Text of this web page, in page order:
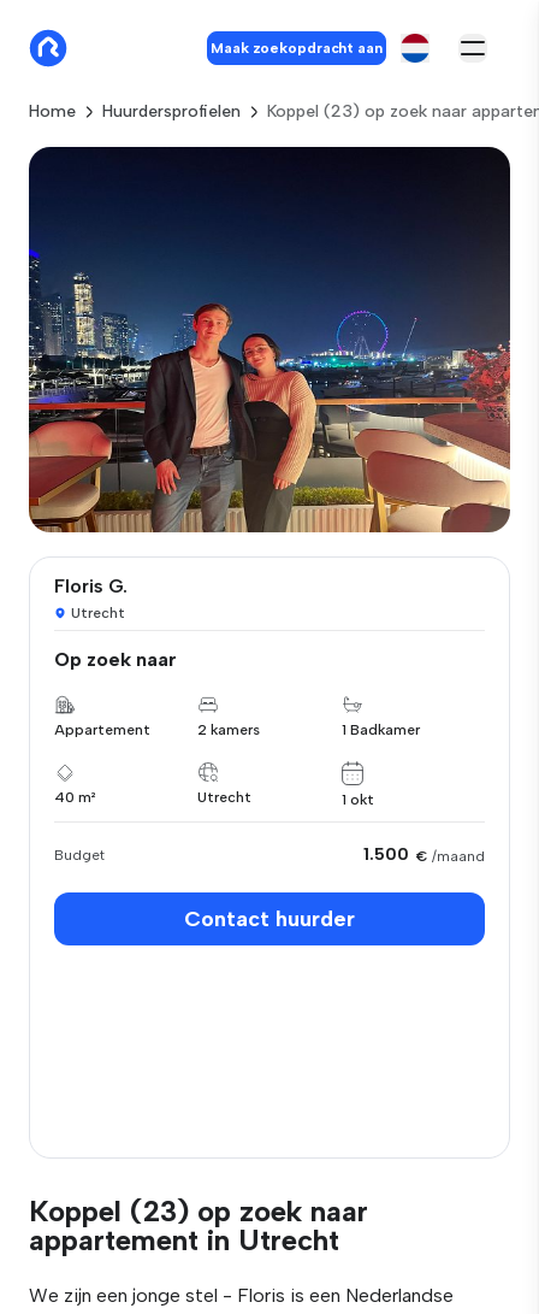
Maak zoekopdracht aan
Home Huurdersprofielen Koppel (23) op zoek naar
Floris G.
Utrecht
Op zoek naar
Appartement 2 kamers 1 Badkamer
40 m² Utrecht 1 okt
Budget 1.500 € /maand
Contact huurder
Koppel (23) op zoek naar
appartement in Utrecht
We zijn een jonge stel - Floris is een Nederlandse